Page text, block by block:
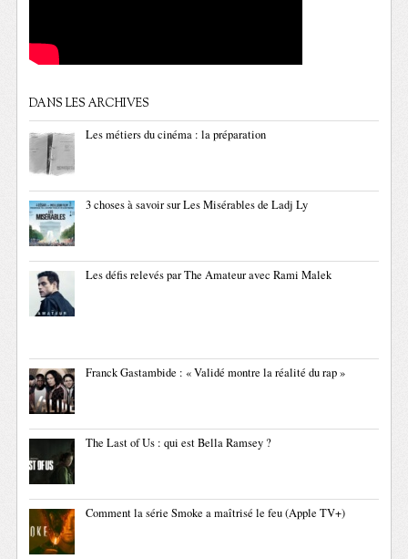
DANS LES ARCHIVES
Les métiers du cinéma : la préparation
3 choses à savoir sur Les Misérables de Ladj Ly
Les défis relevés par The Amateur avec Rami Malek
Franck Gastambide : « Validé montre la réalité du rap »
The Last of Us : qui est Bella Ramsey ?
Comment la série Smoke a maîtrisé le feu (Apple TV+)